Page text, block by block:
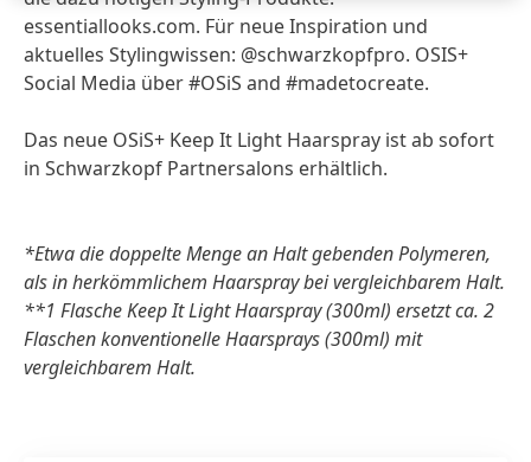
essentiallooks.com. Für neue Inspiration und
aktuelles Stylingwissen: @schwarzkopfpro. OSIS+
Social Media über #OSiS and #madetocreate.
Das neue OSiS+ Keep It Light Haarspray ist ab sofort
in Schwarzkopf Partnersalons erhältlich.
*Etwa die doppelte Menge an Halt gebenden Polymeren,
als in herkömmlichem Haarspray bei vergleichbarem Halt.
**1 Flasche Keep It Light Haarspray (300ml) ersetzt ca. 2
Flaschen konventionelle Haarsprays (300ml) mit
vergleichbarem Halt.